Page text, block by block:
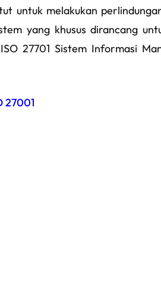
untuk melakukan
yang khusus dirancang
27701 Sistem Informasi
27001